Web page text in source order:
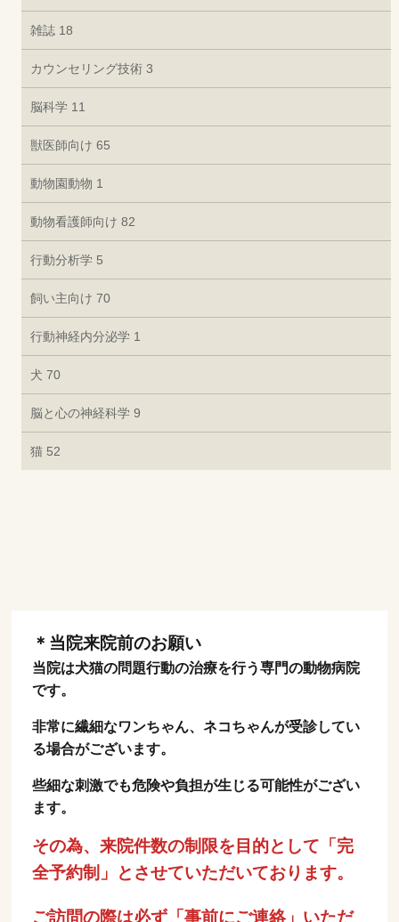
雑誌 18
カウンセリング技術 3
脳科学 11
獣医師向け 65
動物園動物 1
動物看護師向け 82
行動分析学 5
飼い主向け 70
行動神経内分泌学 1
犬 70
脳と心の神経科学 9
猫 52
＊当院来院前のお願い
当院は犬猫の問題行動の治療を行う専門の動物病院
です。
非常に繊細なワンちゃん、ネコちゃんが受診してい
る場合がございます。
些細な刺激でも危険や負担が生じる可能性がござい
ます。
その為、来院件数の制限を目的として「完
全予約制」とさせていただいております。
ご訪問の際は必ず「事前にご連絡」いただ